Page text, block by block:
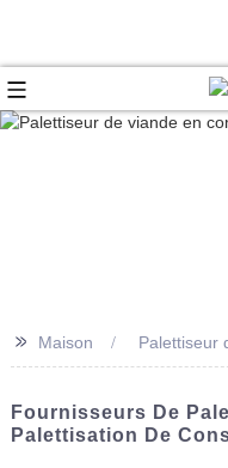
+86
>> Maison Palettiseur
Fournisseurs De
Palettisation De